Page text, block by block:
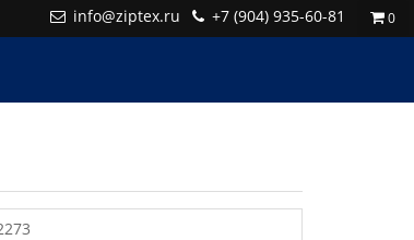
info@ziptex.ru +7 (904) 935-60-81 0